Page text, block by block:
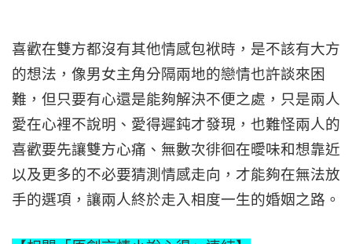
喜歡在雙方都沒有其他情感包袱時，是不該有大方
的想法，像男女主角分隔兩地的戀情也許談來困
難，但只要有心還是能夠解決不便之處，只是兩人
愛在心裡不說明、愛得遲鈍才發現，也難怪兩人的
喜歡要先讓雙方心痛、無數次徘徊在曖味和想靠近
以及更多的不必要猜測情感走向，才能夠在無法放
手的選項，讓兩人終於走入相度一生的婚姻之路。